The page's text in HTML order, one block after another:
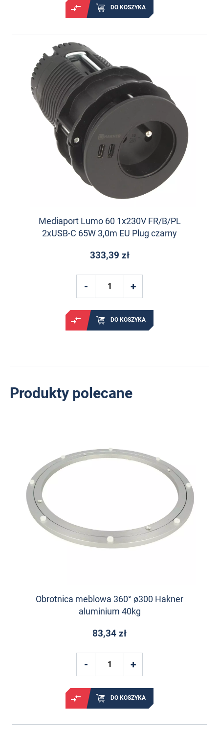
DO KOSZYKA
Mediaport Lumo 60 1x230V FR/B/PL
2xUSB-C 65W 3,0m EU Plug czarny
333,39 zł
DO KOSZYKA
Produkty polecane
Obrotnica meblowa 360° ø300 Hakner
aluminium 40kg
83,34 zł
DO KOSZYKA